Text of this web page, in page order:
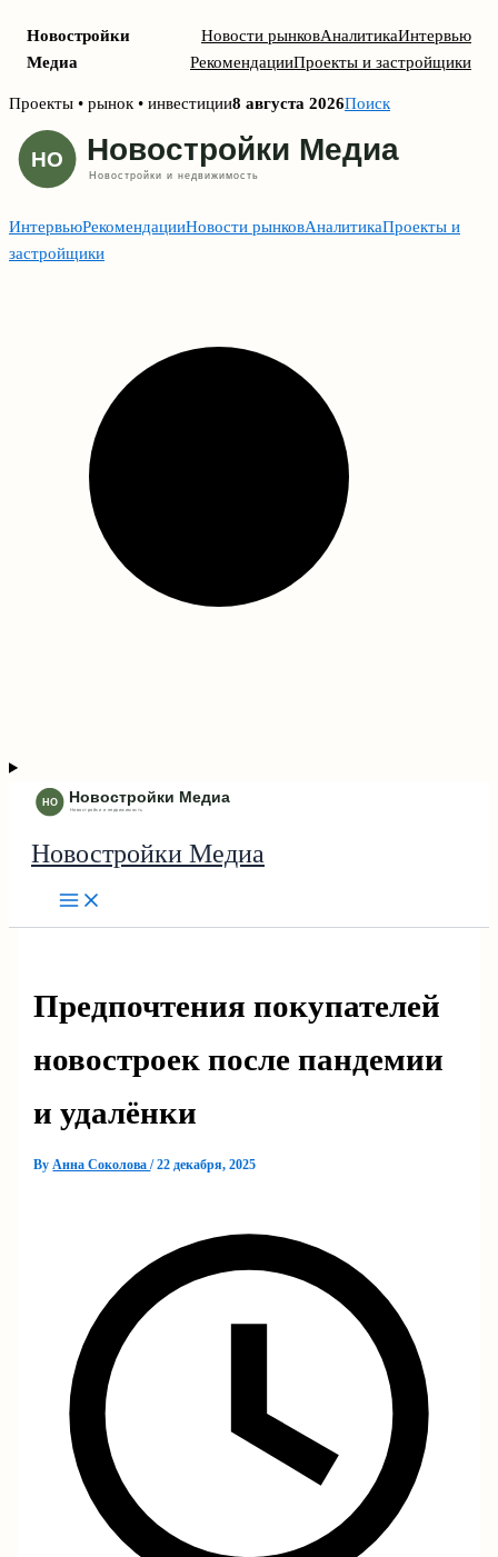
Новостройки
Медиа
Новости рынковАналитикаИнтервью
РекомендацииПроекты и застройщики
Skip
content
Проекты • рынок • инвестиции8 августа 2026Поиск
ИнтервьюРекомендацииНовости рынковАналитикаПроекты и
застройщики
Новостройки Медиа
Предпочтения покупателей
новостроек после пандемии
и удалёнки
By Анна Соколова/22 декабря, 2025